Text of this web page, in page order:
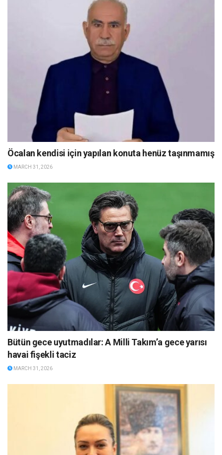
Öcalan kendisi için yapılan konuta henüz taşınmamış
MARCH 31, 2026
Bütün gece uyutmadılar: A Milli Takım’a gece yarısı
havai fişekli taciz
MARCH 31, 2026